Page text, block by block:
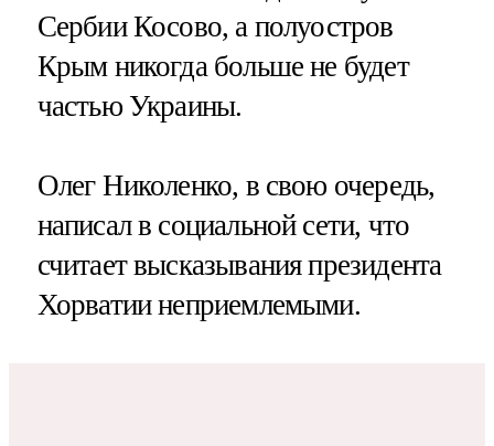
Сербии Косово, а полуостров
Крым никогда больше не будет
частью Украины.
Олег Николенко, в свою очередь,
написал в социальной сети, что
считает высказывания президента
Хорватии неприемлемыми.